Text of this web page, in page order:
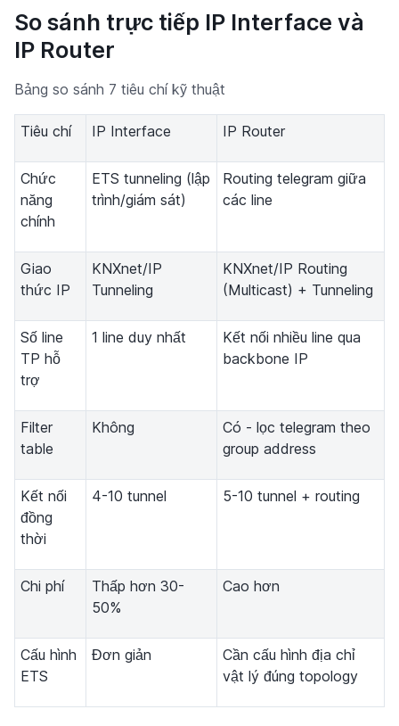
So sánh trực tiếp IP Interface và
IP Router
Bảng so sánh 7 tiêu chí kỹ thuật
Tiêu chí IP Interface IP Router
Chức
năng
chính
ETS tunneling (lập
trình/giám sát)
Routing telegram giữa
các line
Giao
thức IP
KNXnet/IP
Tunneling
KNXnet/IP Routing
(Multicast) + Tunneling
Số line
TP hỗ
trợ
1 line duy nhất
Kết nối nhiều line qua
backbone IP
Filter
table
Không
Có - lọc telegram theo
group address
Kết nối
đồng
thời
4-10 tunnel 5-10 tunnel + routing
Chi phí
Thấp hơn 30-
50%
Cao hơn
Cấu hình
ETS
Đơn giản
Cần cấu hình địa chỉ
vật lý đúng topology